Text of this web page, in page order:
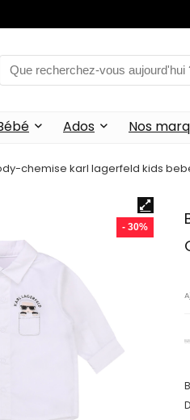
Ados Nos
chemise karl lagerfeld kids
- 30%